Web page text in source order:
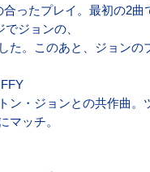
ったプレイ。最初の2
ジョンの、
。このあと、ジョンの
ン・ジョンとの共作曲。
マッチ。